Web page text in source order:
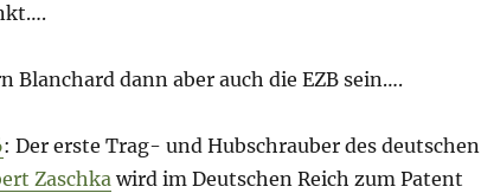
Blanchard dann aber auch die EZB sein….
: Der erste Trag- und Hubschrauber des deutschen
Zaschkawird im Deutschen Reich zum Patent